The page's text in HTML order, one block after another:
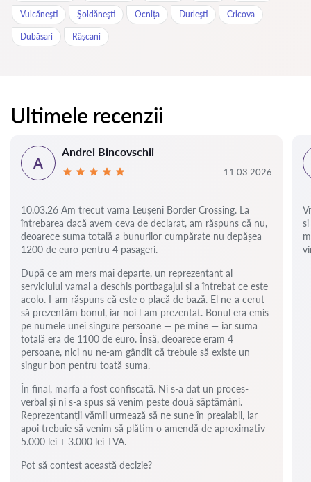
Vulcăneşti Şoldăneşti Ocniţa Durleşti Cricova
Dubăsari Râșcani
Ultimele recenzii
A
Andrei Bincovschii
11.03.2026
10.03.26 Am trecut vama Leușeni Border Crossing. La
întrebarea dacă avem ceva de declarat, am răspuns că nu,
deoarece suma totală a bunurilor cumpărate nu depășea
1200 de euro pentru 4 pasageri.
După ce am mers mai departe, un reprezentant al
serviciului vamal a deschis portbagajul și a întrebat ce este
acolo. I-am răspuns că este o placă de bază. El ne-a cerut
să prezentăm bonul, iar noi l-am prezentat. Bonul era emis
pe numele unei singure persoane — pe mine — iar suma
totală era de 1100 de euro. Însă, deoarece eram 4
persoane, nici nu ne-am gândit că trebuie să existe un
singur bon pentru toată suma.
În final, marfa a fost confiscată. Ni s-a dat un proces-
verbal și ni s-a spus să venim peste două săptămâni.
Reprezentanții vămii urmează să ne sune în prealabil, iar
apoi trebuie să venim să plătim o amendă de aproximativ
5.000 lei + 3.000 lei TVA.
Pot să contest această decizie?